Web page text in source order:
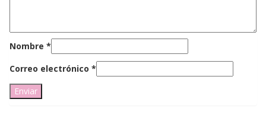
Nombre *
Correo electrónico *